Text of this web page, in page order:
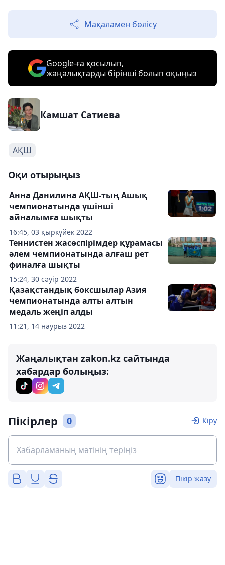
Мақаламен бөлісу
Google-ға қосылып,
жаңалықтарды бірінші болып оқыңыз
Камшат Сатиева
АҚШ
Оқи отырыңыз
16:45, 03 қыркүйек 2022
Анна Данилина АҚШ-тың Ашық
чемпионатында үшінші
айналымға шықты
15:24, 30 сәуір 2022
Теннистен жасөспірімдер құрамасы
әлем чемпионатында алғаш рет
финалға шықты
11:21, 14 наурыз 2022
Қазақстандық боксшылар Азия
чемпионатында алты алтын
медаль жеңіп алды
Жаңалықтан zakon.kz сайтында
хабардар болыңыз:
Пікірлер 0 Кіру
Пікір жазу